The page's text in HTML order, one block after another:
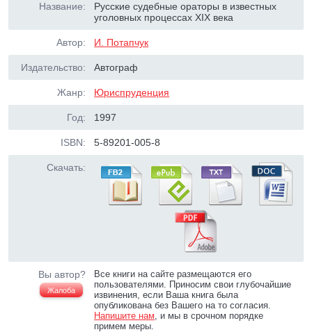
Название:
Русские судебные ораторы в известных
уголовных процессах XIX века
Автор: И. Потапчук
Издательство: Автограф
Жанр: Юриспруденция
Год: 1997
ISBN: 5-89201-005-8
Скачать:
Вы автор?
Жалоба
Все книги на сайте размещаются его
пользователями. Приносим свои глубочайшие
извинения, если Ваша книга была
опубликована без Вашего на то согласия.
Напишите нам, и мы в срочном порядке
примем меры.